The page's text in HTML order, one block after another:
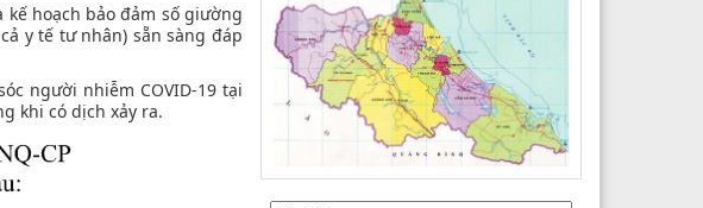
hoạch bảo đảm số giường
y tế tư nhân) sẵn sàng đáp
người nhiễm COVID-19 tại
khi có dịch xảy ra.